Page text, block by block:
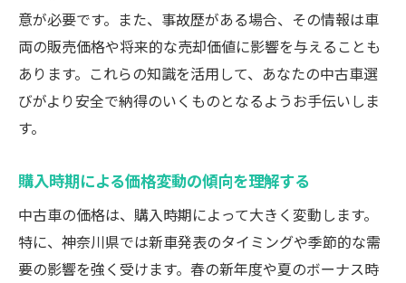
意が必要です。また、事故歴がある場合、その情報は車
両の販売価格や将来的な売却価値に影響を与えることも
あります。これらの知識を活用して、あなたの中古車選
びがより安全で納得のいくものとなるようお手伝いしま
す。
購入時期による価格変動の傾向を理解する
中古車の価格は、購入時期によって大きく変動します。
特に、神奈川県では新車発表のタイミングや季節的な需
要の影響を強く受けます。春の新年度や夏のボーナス時